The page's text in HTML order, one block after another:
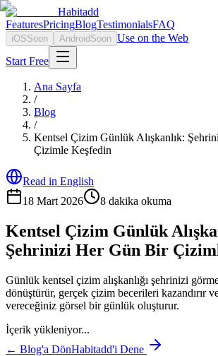
Habitadd
FeaturesPricingBlogTestimonialsFAQ
iOSSoon Android Soon Use on the Web
Start Free
Ana Sayfa
/
Blog
/
Kentsel Çizim Günlük Alışkanlık:
Çizimle Keşfedin
Read in English
18 Mart 2026
8 dakika okuma
Kentsel Çizim Günlük
Şehrinizi Her Gün Bir
Günlük kentsel çizim alışkanlığı şehrinizi
dönüştürür, gerçek çizim becerileri kazandırır
vereceğiniz görsel bir günlük oluşturur.
İçerik yükleniyor...
← Blog'a DönHabitadd'i Dene